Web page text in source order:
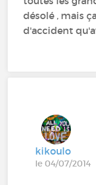
désolé , mais
d'accident
kikoulo
le 04/07/2014